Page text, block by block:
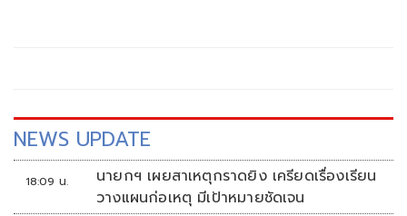
NEWS UPDATE
18:09 น.
นายกฯ เผยสาเหตุกราดยิง เครียดเรื่องเรียน
วางแผนก่อเหตุ มีเป้าหมายชัดเจน